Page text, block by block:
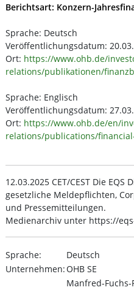
Berichtsart: Konzern-
Sprache: Deutsch
Veröffentlichungsdatum:
Ort: https://www.ohb.de/
relations/publikationen/
Sprache: Englisch
Veröffentlichungsdatum:
Ort: https://www.ohb.de/en/
relations/publications/
12.03.2025 CET/CEST Die
gesetzliche Meldepflichten,
und Pressemitteilungen.
Medienarchiv unter https://
Sprache:
Deutsch
Unternehmen:OHB SE
Manfred-Fuchs-